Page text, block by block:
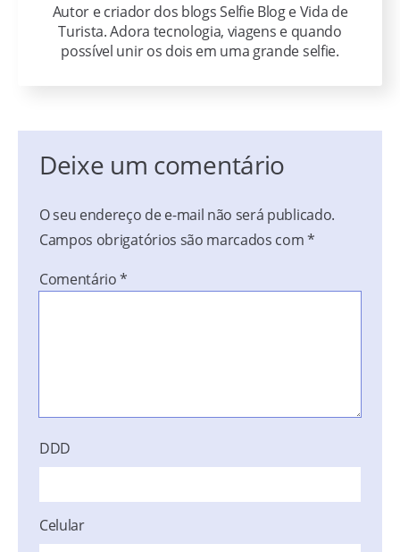
Autor e criador dos blogs Selfie Blog e Vida de
Turista. Adora tecnologia, viagens e quando
possível unir os dois em uma grande selfie.
Deixe um comentário
O seu endereço de e-mail não será publicado.
Campos obrigatórios são marcados com*
Comentário*
DDD
Celular